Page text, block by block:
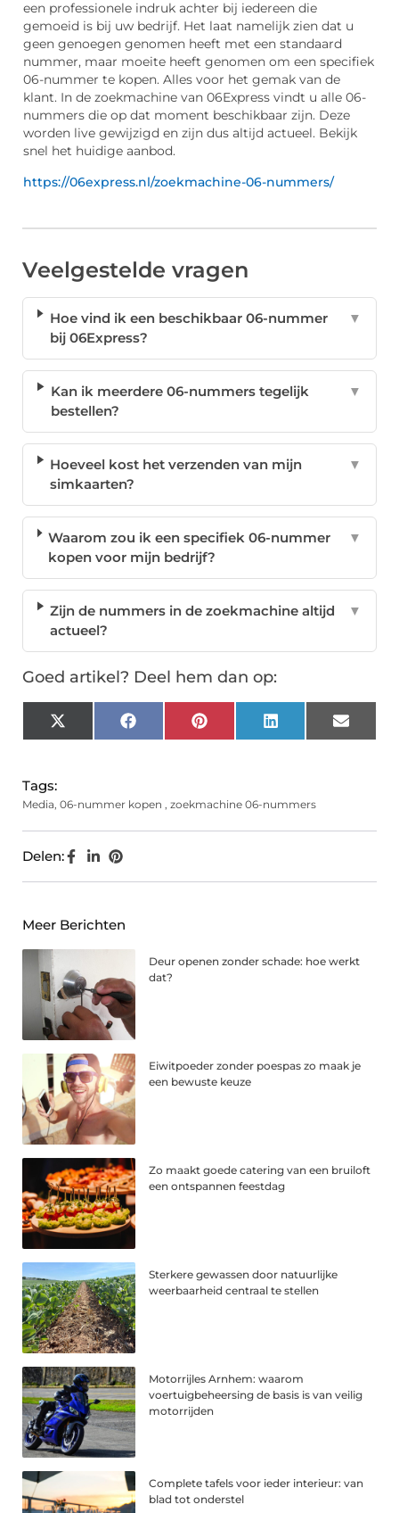
een professionele indruk achter bij iedereen die
gemoeid is bij uw bedrijf. Het laat namelijk zien dat u
geen genoegen genomen heeft met een standaard
nummer, maar moeite heeft genomen om een specifiek
06-nummer te kopen. Alles voor het gemak van de
klant. In de zoekmachine van 06Express vindt u alle 06-
nummers die op dat moment beschikbaar zijn. Deze
worden live gewijzigd en zijn dus altijd actueel. Bekijk
snel het huidige aanbod.
https://06express.nl/zoekmachine-06-nummers/
Veelgestelde vragen
Hoe vind ik een beschikbaar 06-nummer
bij 06Express?
▼
Kan ik meerdere 06-nummers tegelijk
bestellen?
▼
Hoeveel kost het verzenden van mijn
simkaarten?
▼
Waarom zou ik een specifiek 06-nummer
kopen voor mijn bedrijf?
▼
Zijn de nummers in de zoekmachine altijd
actueel?
▼
Goed artikel? Deel hem dan op:
X
(Twitter)
FacebookPinterest LinkedIn Email
Tags:
Media, 06-nummer kopen , zoekmachine 06-nummers
Delen:
Meer Berichten
Deur openen zonder schade: hoe werkt
dat?
Eiwitpoeder zonder poespas zo maak je
een bewuste keuze
Zo maakt goede catering van een bruiloft
een ontspannen feestdag
Sterkere gewassen door natuurlijke
weerbaarheid centraal te stellen
Motorrijles Arnhem: waarom
voertuigbeheersing de basis is van veilig
motorrijden
Complete tafels voor ieder interieur: van
blad tot onderstel